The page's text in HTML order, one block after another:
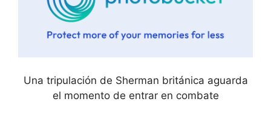
Una tripulación de Sherman británica aguarda
el momento de entrar en combate